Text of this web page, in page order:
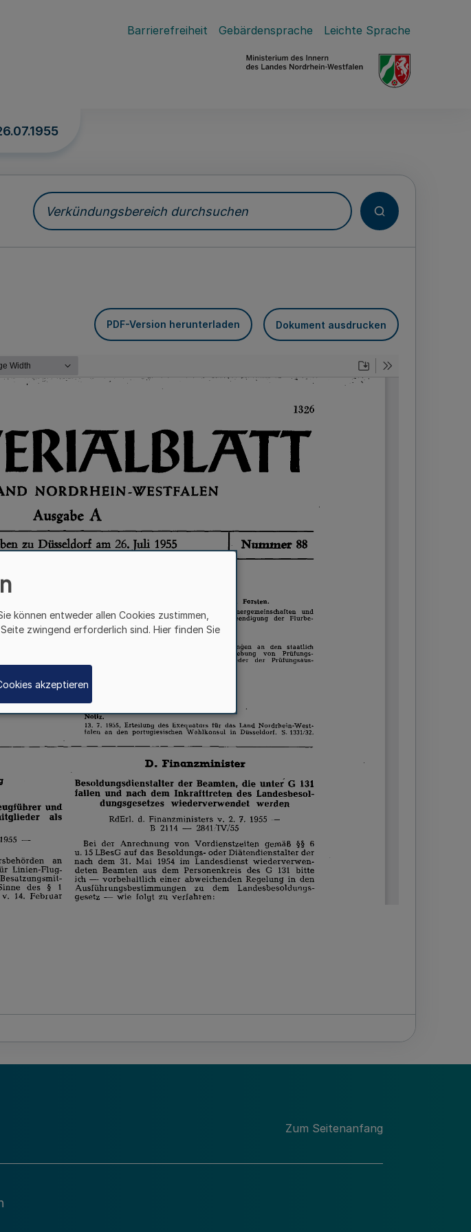
Barrierefreiheit Gebärdensprache Leichte Sprache
Verkündungsbereich durchsuchen
PDF-Version herunterladen Dokument ausdrucken
Zum Seitenanfang
können entweder allen Cookies zustimmen,
zwingend erforderlich sind. Hier finden Sie
akzeptieren